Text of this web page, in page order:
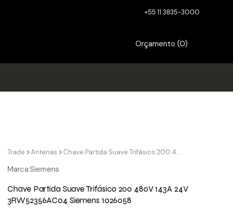
+55 11 3835-3000
Orçamento (0)
Trade Antenas Chave Partida Suave Trifásico 200 480V 143A 24V 3RW52356AC04 Siemens 1026058
Marca:Siemens
Chave Partida Suave Trifásico 200 480V 143A 24V
3RW52356AC04 Siemens 1026058